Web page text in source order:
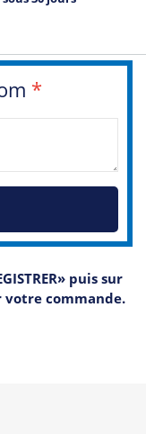
*
puis sur
votre commande.